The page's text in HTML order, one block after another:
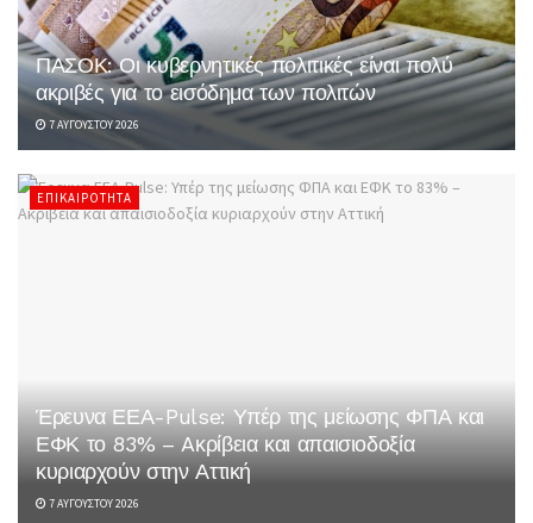
ΠΑΣΟΚ: Οι κυβερνητικές πολιτικές είναι πολύ
ακριβές για το εισόδημα των πολιτών
7 ΑΥΓΟΎΣΤΟΥ 2026
ΕΠΙΚΑΙΡΌΤΗΤΑ
Έρευνα ΕΕΑ-Pulse: Υπέρ της μείωσης ΦΠΑ και
ΕΦΚ το 83% – Aκρίβεια και απαισιοδοξία
κυριαρχούν στην Αττική
7 ΑΥΓΟΎΣΤΟΥ 2026